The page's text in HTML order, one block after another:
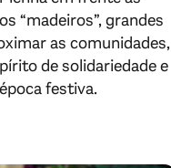
“madeiros”, grandes
as comunidades,
de solidariedade e
festiva.